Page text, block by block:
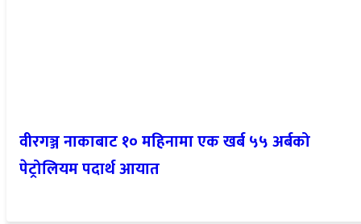
वीरगञ्ज नाकाबाट १० महिनामा एक खर्ब ५५ अर्बको
पेट्रोलियम पदार्थ आयात